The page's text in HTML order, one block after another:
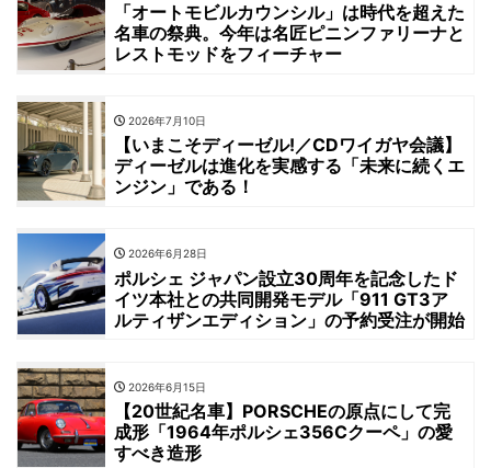
「オートモビルカウンシル」は時代を超えた
名車の祭典。今年は名匠ピニンファリーナと
レストモッドをフィーチャー
2026年7月10日
【いまこそディーゼル!／CDワイガヤ会議】
ディーゼルは進化を実感する「未来に続くエ
ンジン」である！
2026年6月28日
ポルシェ ジャパン設立30周年を記念したド
イツ本社との共同開発モデル「911 GT3ア
ルティザンエディション」の予約受注が開始
2026年6月15日
【20世紀名車】PORSCHEの原点にして完
成形「1964年ポルシェ356Cクーペ」の愛
すべき造形